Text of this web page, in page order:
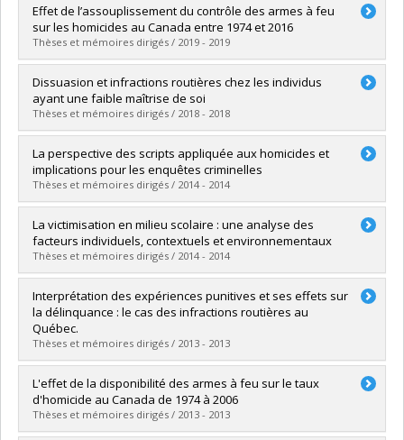
Diplômé(e) :Boulet, Marie-Josée
Cycle : Maîtrise
Diplôme obtenu :M. Sc.
Lien vers le document dans Papyrus
Effet de l’assouplissement du contrôle des armes à feu
sur les homicides au Canada entre 1974 et 2016
Thèses et mémoires dirigés / 2019 - 2019
Diplômé(e) :Viau-Deschênes, Catherine
Cycle :Maîtrise
Diplôme obtenu :M. Sc.
Lien vers le document dans Papyrus
Dissuasion et infractions routières chez les individus
ayant une faible maîtrise de soi
Thèses et mémoires dirigés / 2018 - 2018
Diplômé(e) :Poirier, Brigitte
Cycle :Maîtrise
Diplôme obtenu :M. Sc.
Lien vers le document dans Papyrus
La perspective des scripts appliquée aux homicides et
implications pour les enquêtes criminelles
Thèses et mémoires dirigés / 2014 - 2014
Diplômé(e) :Genest, Isabelle
Cycle :Maîtrise
Diplôme obtenu :M. Sc.
Lien vers le document dans Papyrus
La victimisation en milieu scolaire : une analyse des
facteurs individuels, contextuels et environnementaux
Thèses et mémoires dirigés / 2014 - 2014
Diplômé(e) :Côté, Anne-Marie
Cycle :Maîtrise
Diplôme obtenu :
Lien vers le document dans Papyrus
Interprétation des expériences punitives et ses effets sur
la délinquance : le cas des infractions routières au
Québec.
Thèses et mémoires dirigés / 2013 - 2013
Diplômé(e) :Kerdevez, Gabriel
Cycle :Maîtrise
Diplôme obtenu :M. Sc.
Lien vers le document dans Papyrus
L'effet de la disponibilité des armes à feu sur le taux
d'homicide au Canada de 1974 à 2006
Thèses et mémoires dirigés / 2013 - 2013